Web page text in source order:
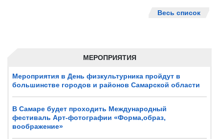
МЕРОПРИЯТИЯ
Мероприятия в День физкультурника пройдут в
большинстве городов и районов Самарской области
В Самаре будет проходить Международный
фестиваль Арт-фотографии «Форма,образ,
воображение»
Весь список